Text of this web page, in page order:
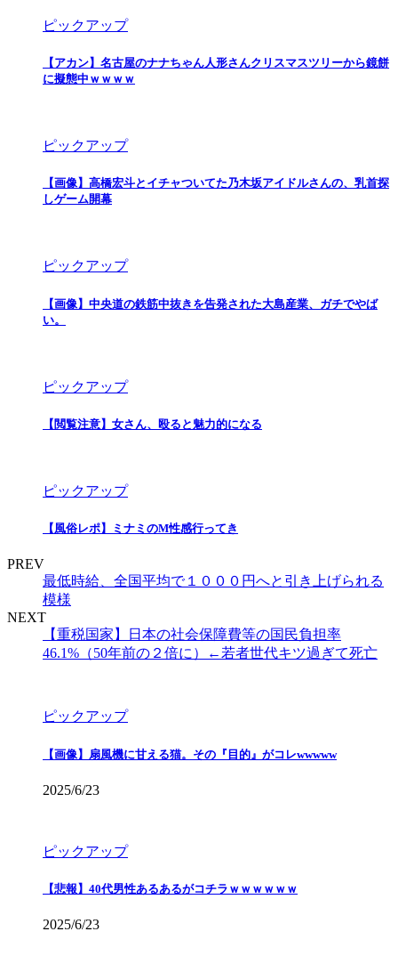
ピックアップ
【アカン】名古屋のナナちゃん人形さんクリスマスツリーから鏡餅
に擬態中ｗｗｗｗ
ピックアップ
【画像】高橋宏斗とイチャついてた乃木坂アイドルさんの、乳首探
しゲーム開幕
ピックアップ
【画像】中央道の鉄筋中抜きを告発された大島産業、ガチでやば
い。
ピックアップ
【閲覧注意】女さん、殴ると魅力的になる
ピックアップ
【風俗レポ】ミナミのM性感行ってき
PREV
最低時給、全国平均で１０００円へと引き上げられる
模様
NEXT
【重税国家】日本の社会保障費等の国民負担率
46.1%（50年前の２倍に）←若者世代キツ過ぎて死亡
ピックアップ
【画像】扇風機に甘える猫。その『目的』がコレwwwww
2025/6/23
ピックアップ
【悲報】40代男性あるあるがコチラｗｗｗｗｗｗ
2025/6/23